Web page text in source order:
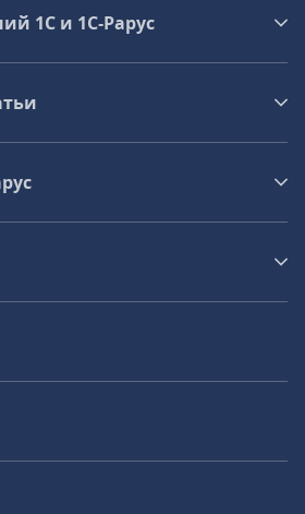
1С и 1С‑Рарус